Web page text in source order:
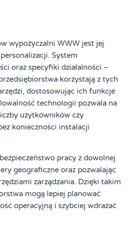
wypożyczalni WWW jest jej
System
oraz specyfiki działalności –
korzystają z tych
dostosowując ich funkcje
technologii pozwala na
użytkowników czy
konieczności instalacji
pracy z dowolnej
geograficzne oraz pozwalając
zarządzania. Dzięki takim
mogą lepiej planować
operacyjną i szybciej wdrażać